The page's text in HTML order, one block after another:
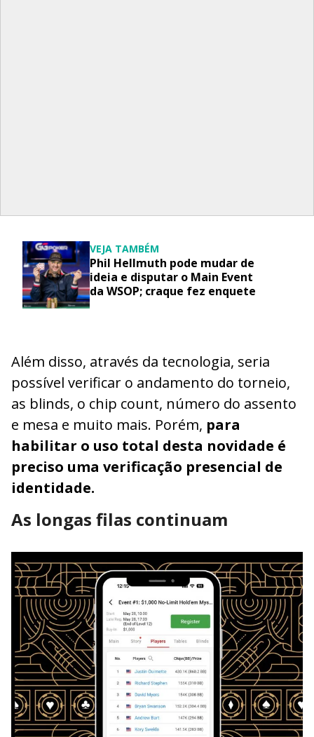
VEJA TAMBÉM
Phil Hellmuth pode mudar de
ideia e disputar o Main Event
da WSOP; craque fez enquete
Além disso, através da tecnologia, seria
possível verificar o andamento do torneio,
as blinds, o chip count, número do assento
e mesa e muito mais. Porém, para
habilitar o uso total desta novidade é
preciso uma verificação presencial de
identidade.
As longas filas continuam